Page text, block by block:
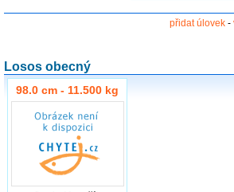
přidat úlovek -
Losos obecný
98.0 cm - 11.500 kg